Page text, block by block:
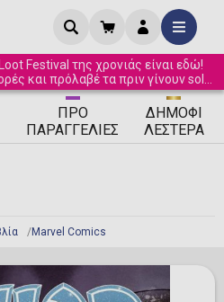
Festival της χρονιάς είναι εδώ!
και πρόλαβέ τα πριν γίνουν sold
out! ☀️
ΠΡΟ
ΠΑΡΑΓΓΕΛΊΕΣ
ΔΗΜΟΦΙ
ΛΈΣΤΕΡΑ
Marvel Comics